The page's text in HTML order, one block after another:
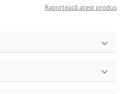
Raportează acest produs